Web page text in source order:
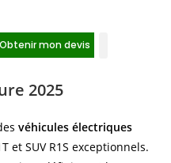
Obtenir mon devis
2025
véhicules électriques
et SUV R1S exceptionnels.